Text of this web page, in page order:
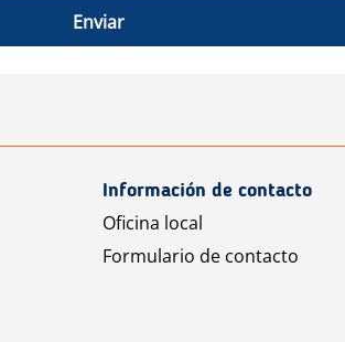
Enviar
Información de contacto
Oficina local
Formulario de contacto